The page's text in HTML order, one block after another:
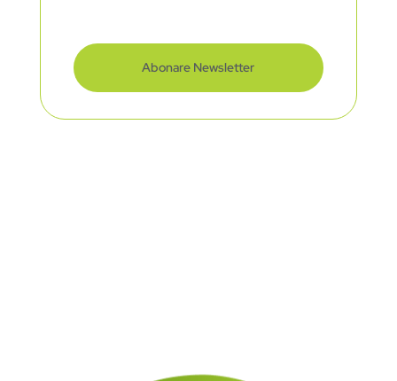
Abonare Newsletter